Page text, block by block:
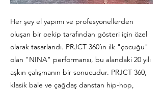
Her şey el yapımı ve profesyonellerden
oluşan bir oekip tarafından gösteri için özel
olarak tasarlandı. PRJCT 360´ın ilk "çocuğu"
olan "NINA" performansı, bu alandaki 20 yılı
aşkın çalışmanın bir sonucudur. PRJCT 360,
klasik bale ve çağdaş danstan hip-hop,